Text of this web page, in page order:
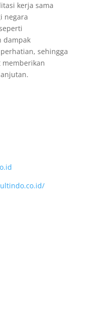
kerja sama
negara
dampak
sehingga
memberikan